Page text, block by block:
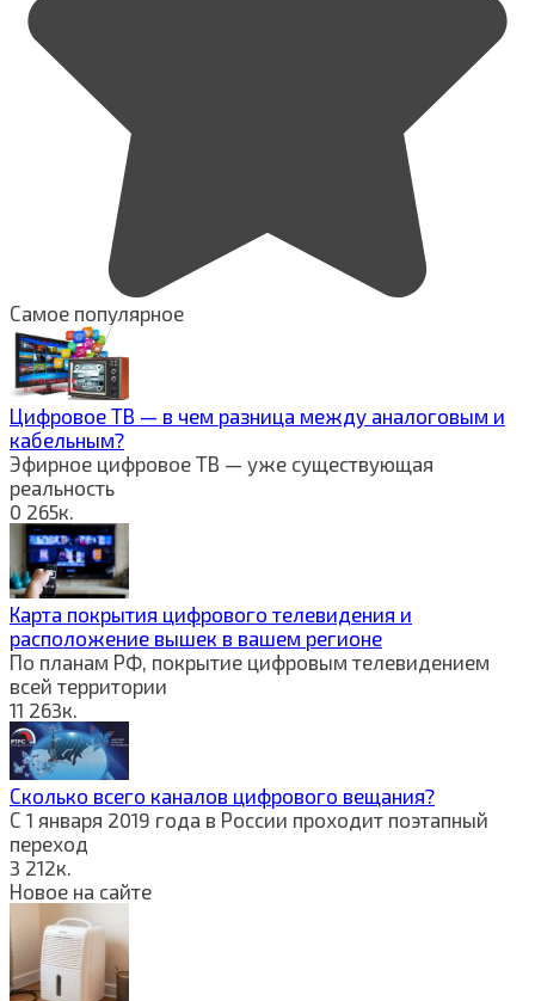
Самое популярное
Цифровое ТВ — в чем разница между аналоговым и
кабельным?
Эфирное цифровое ТВ — уже существующая
реальность
0 265к.
Карта покрытия цифрового телевидения и
расположение вышек в вашем регионе
По планам РФ, покрытие цифровым телевидением
всей территории
11 263к.
Сколько всего каналов цифрового вещания?
С 1 января 2019 года в России проходит поэтапный
переход
3 212к.
Новое на сайте